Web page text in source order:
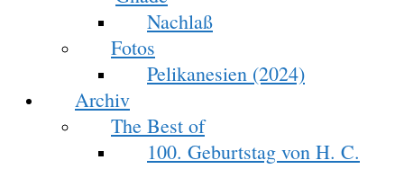
Nachlaß
Fotos
Pelikanesien (2024)
Archiv
The Best of
100. Geburtstag von H. C.